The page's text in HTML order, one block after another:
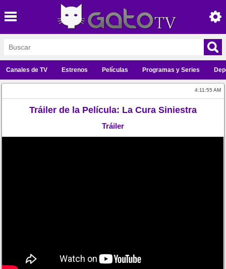
Canales de TV Estrenos Películas Programas y Series
4:11:55 AM
Tráiler de la Película: La Cura Siniestra
Tráiler